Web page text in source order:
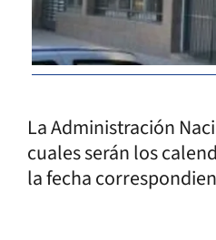
La Administración
cuales serán los
la fecha